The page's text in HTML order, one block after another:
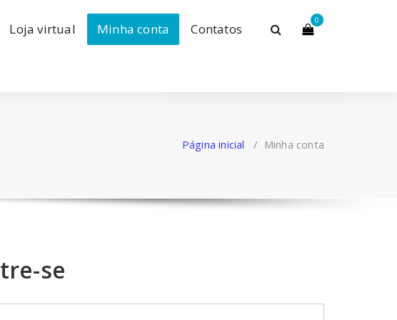
Loja virtual Minha conta Contatos
0
Página inicial / Minha conta
se